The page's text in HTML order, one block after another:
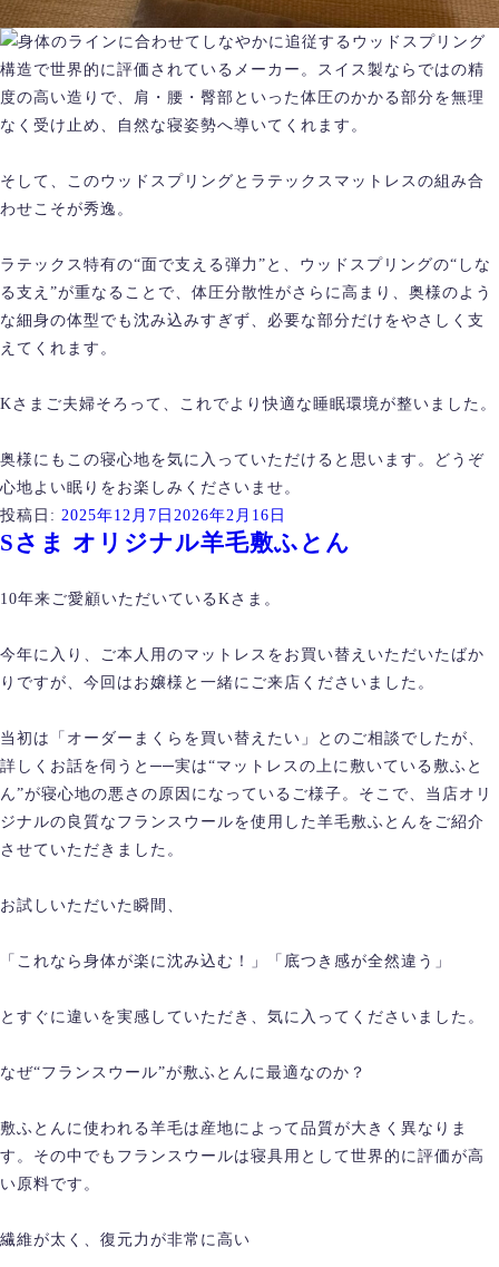
身体のラインに合わせてしなやかに追従するウッドスプリング
構造で世界的に評価されているメーカー。スイス製ならではの精
度の高い造りで、肩・腰・臀部といった体圧のかかる部分を無理
なく受け止め、自然な寝姿勢へ導いてくれます。
そして、このウッドスプリングとラテックスマットレスの組み合
わせこそが秀逸。
ラテックス特有の“面で支える弾力”と、ウッドスプリングの“しな
る支え”が重なることで、体圧分散性がさらに高まり、奥様のよう
な細身の体型でも沈み込みすぎず、必要な部分だけをやさしく支
えてくれます。
Kさまご夫婦そろって、これでより快適な睡眠環境が整いました。
奥様にもこの寝心地を気に入っていただけると思います。どうぞ
心地よい眠りをお楽しみくださいませ。
投稿日: 2025年12月7日 2026年2月16日
Sさま オリジナル羊毛敷ふとん
10年来ご愛顧いただいているKさま。
今年に入り、ご本人用のマットレスをお買い替えいただいたばか
りですが、今回はお嬢様と一緒にご来店くださいました。
当初は「オーダーまくらを買い替えたい」とのご相談でしたが、
詳しくお話を伺うと──実は“マットレスの上に敷いている敷ふと
ん”が寝心地の悪さの原因になっているご様子。そこで、当店オリ
ジナルの良質なフランスウールを使用した羊毛敷ふとんをご紹介
させていただきました。
お試しいただいた瞬間、
「これなら身体が楽に沈み込む！」「底つき感が全然違う」
とすぐに違いを実感していただき、気に入ってくださいました。
なぜ“フランスウール”が敷ふとんに最適なのか？
敷ふとんに使われる羊毛は産地によって品質が大きく異なりま
す。その中でもフランスウールは寝具用として世界的に評価が高
い原料です。
繊維が太く、復元力が非常に高い